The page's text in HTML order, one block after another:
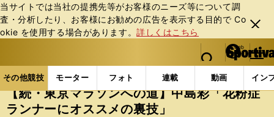
当サイトでは当社の提携先等がお客様のニーズ等について調
査・分析したり、お客様にお勧めの広告を表⽰する⽬的で Co
okie を使⽤する場合があります。詳しくはこちら
閉じ
る
web Sportiva (webスポルティーバ)
検索
マイペ
ー
ジ
メニュ
その他競技 モーター フォト 連載 動画 イン
ス
ポ
ル
その他競技の記事一覧 陸上 【続・東京マラソンへ
【続・東京マラソンへの道】中島彩「花粉症
ランナーにオススメの裏技」